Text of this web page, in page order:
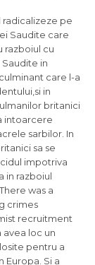
radicalizeze pe
Saudite care
razboiul cu
in
care l-a
si in
britanici
intoarcere
sarbilor. In
sa se
impotriva
in razboiul
was a
crimes
recruitment
avea loc un
pentru a
Europa. Si a